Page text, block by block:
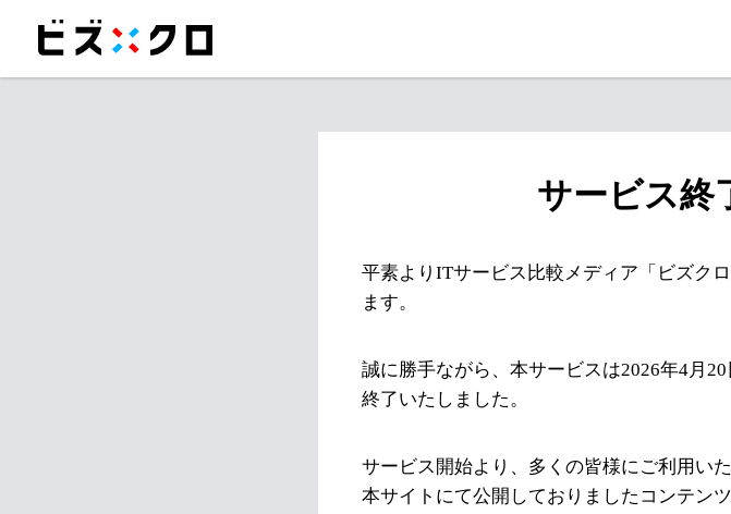
サービス終
平素よりITサービス比較メディア「ビズク
ます。
誠に勝手ながら、本サービスは2026年4月
終了いたしました。
サービス開始より、多くの皆様にご利用い
本サイトにて公開しておりましたコンテン